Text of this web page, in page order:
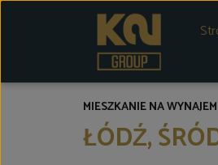
ŁÓDŹ,
MIESZKANIE NA WYNAJEM